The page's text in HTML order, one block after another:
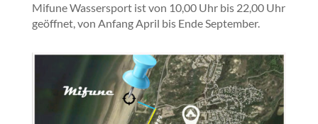
Mifune Wassersport ist von 10,00 Uhr bis 22,00 Uhr
geöffnet, von Anfang April bis Ende September.